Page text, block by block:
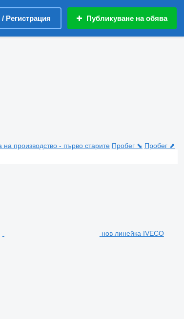
Регистрация Публикуване на обява
на производство - първо старите Пробег ⬊ Пробег ⬈
нов линейка IVECO